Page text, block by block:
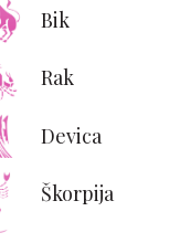
Bik
Rak
Devica
Škorpija